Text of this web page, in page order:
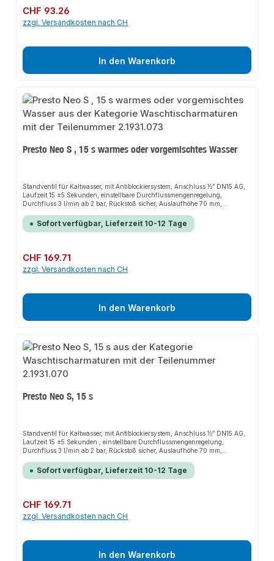
Regulärer Preis:
CHF 93.26
zzgl. Versandkosten nach CH
In den Warenkorb
Presto Neo S , 15 s warmes oder vorgemischtes Wasser
Standventil für Kaltwasser, mit Antiblockiersystem, Anschluss ½” DN15 AG,
Laufzeit 15 ±5 Sekunden, einstellbare Durchflussmengenregelung,
Durchfluss 3 l/min ab 2 bar, Rückstoß sicher, Auslaufhöhe 70 mm,
Markierungsring am Betätigungsknopf
Sofort verfügbar, Lieferzeit 10-12 Tage
Regulärer Preis:
CHF 169.71
zzgl. Versandkosten nach CH
In den Warenkorb
Presto Neo S, 15 s
Standventil für Kaltwasser, mit Antiblockiersystem, Anschluss ½” DN15 AG,
Laufzeit 15 ±5 Sekunden , einstellbare Durchflussmengenregelung,
Durchfluss 3 l/min ab 2 bar, Rückstoß sicher, Auslaufhöhe 70 mm,
Sofort verfügbar, Lieferzeit 10-12 Tage
Regulärer Preis:
CHF 169.71
zzgl. Versandkosten nach CH
In den Warenkorb